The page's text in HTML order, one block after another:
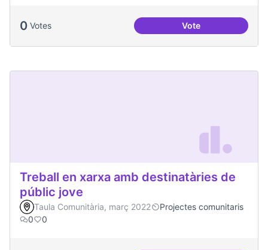
0 Votes VoteProjecte
Treball en xarxa amb destinatàries de
públic jove
Taula Comunitària, març 2022
Projectes comunitaris
0
0